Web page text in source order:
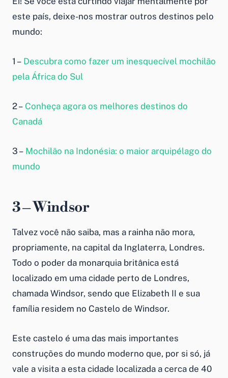
este país, deixe-nos mostrar outros destinos pelo
mundo:
1 – Descubra como fazer um inesquecível mochilão
pela África do Sul
2 – Conheça agora os melhores destinos do
Canadá
3 – Mochilão na Indonésia: o maior arquipélago do
mundo
3 – Windsor
Talvez você não saiba, mas a rainha não mora,
propriamente, na capital da Inglaterra, Londres.
Todo o poder da monarquia britânica está
localizado em uma cidade perto de Londres,
chamada Windsor, sendo que Elizabeth II e sua
família residem no Castelo de Windsor.
Este castelo é uma das mais importantes
construções do mundo moderno que, por si só, já
vale a visita a esta cidade localizada a cerca de 40